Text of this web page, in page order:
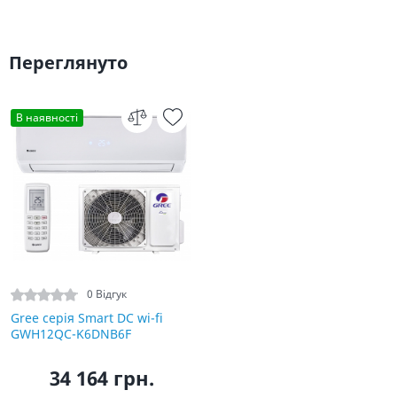
Переглянуто
В наявності
0 Відгук
Gree серія Smart DC wi-fi
GWH12QC-K6DNB6F
34 164 грн.